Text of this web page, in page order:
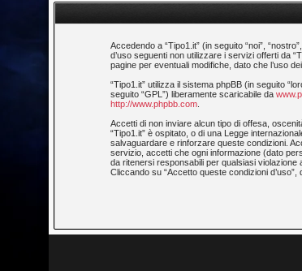
Accedendo a “Tipo1.it” (in seguito “noi”,
d’uso seguenti non utilizzare i servizi offerti da
pagine per eventuali modifiche, dato che l’uso
“Tipo1.it” utilizza il sistema phpBB (in seguito
seguito “GPL”) liberamente scaricabile da
http://www.phpbb.com
Accetti di non inviare alcun tipo di offesa,
“Tipo1.it” è ospitato, o di una Legge
salvaguardare e rinforzare queste condizioni.
servizio, accetti che ogni informazione (dato
da ritenersi responsabili per qualsiasi
Cliccando su “Accetto queste condizioni